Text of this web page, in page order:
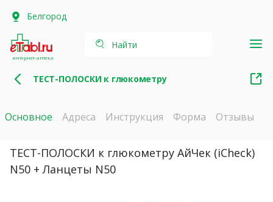
Белгород
интернет-аптека
Найти
ТЕСТ-ПОЛОСКИ к глюкометру
Основное Адреса Инструкция Форма Отзывы
ТЕСТ-ПОЛОСКИ к глюкометру АйЧек (iCheck)
N50 + Ланцеты N50